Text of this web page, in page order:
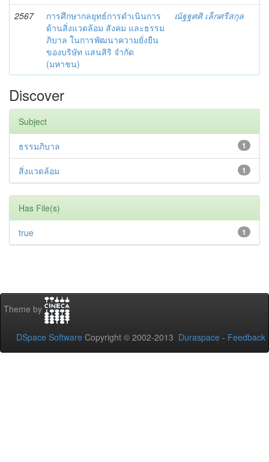
2567
การศึกษากลยุทธ์การดำเนินการ
ด้านสิ่งแวดล้อม สังคม และธรรม
ภิบาล ในการพัฒนาความยั่งยืน
ของบริษัท แสนสิริ จำกัด
(มหาชน)
ณัฐฐศศิ เล็กศรีสกุล
Discover
Subject
1
ธรรมภิบาล
1
สิ่งแวดล้อม
Has File(s)
1
true
Theme by
DSpace Software Copyright © 2002-2013 Duraspace - Feedback